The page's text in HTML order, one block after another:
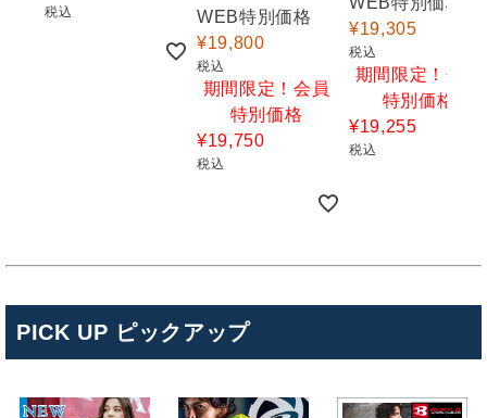
税込
WEB特別価格
¥19,800
税込
期間限定！会員
特別価格
¥19,750
税込
¥19,305
税込
期間限定！会員
特別価格
¥19,255
税込
PICK UP ピックアップ